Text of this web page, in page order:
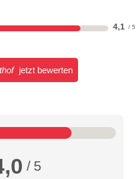
4,1
jetzt bewerten
/ 5